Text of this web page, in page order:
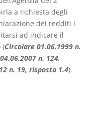
a richiesta degli
dei redditi i
ad indicare il
(Circolare 01.06.1999 n.
04.06.2007 n. 124,
n. 19, risposta 1.4).